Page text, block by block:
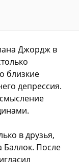
Джордж в
близкие
депрессия.
в друзья,
Баллок. После